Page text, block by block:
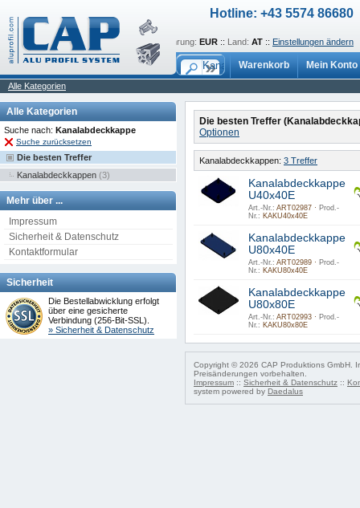
Hotline: +43 5574 86680
Sprache: de:: Währung: EUR :: Land: AT :: Einstellungen ändern
Warenkorb Mein Konto
Alle Kategorien
Alle Kategorien
Suche nach: Kanalabdeckkappe
Suche zurücksetzen
Die besten Treffer
Kanalabdeckkappen (3)
Mehr über ...
Impressum
Sicherheit & Datenschutz
Kontaktformular
Sicherheit
Die Bestellabwicklung erfolgt
über eine gesicherte
Verbindung (256-Bit-SSL).
» Sicherheit & Datenschutz
Die besten Treffer
Optionen
Kanalabdeckkappen: 3 Treffer
Kanalabdeckkappe
U40x40E
Art.-Nr.: ART02987 · Prod.-
Nr.: KAKU40x40E
Kanalabdeckkappe
U80x40E
Art.-Nr.: ART02989 · Prod.-
Nr.: KAKU80x40E
Kanalabdeckkappe
U80x80E
Art.-Nr.: ART02993 · Prod.-
Nr.: KAKU80x80E
Copyright © 2026 CAP Produktions GmbH.
Preisänderungen vorbehalten.
Impressum :: Sicherheit & Datenschutz ::
system powered by Daedalus